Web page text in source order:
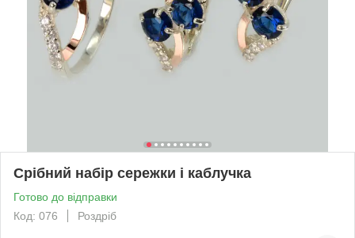
Срібний набір сережки і каблучка
Готово до відправки
Код: 076
Роздріб